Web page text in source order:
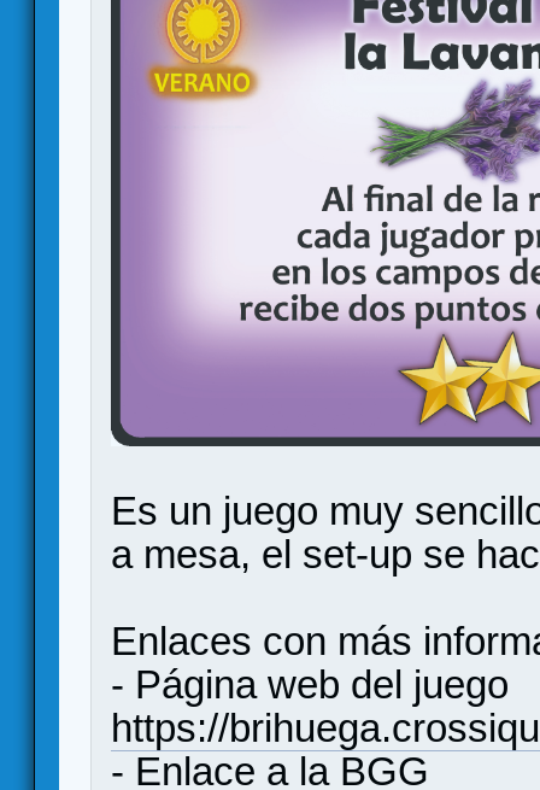
Es un juego muy
a mesa, el set-up se
Enlaces con más
- Página web del juego
https://
- Enlace a la BGG